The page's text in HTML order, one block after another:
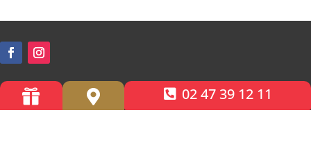
Accessibilité PMR
  02 47 39 12 11